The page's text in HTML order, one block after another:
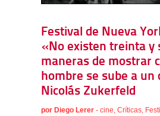
Festival de Nueva
«No existen treinta y
maneras de mostrar
hombre se sube a un
Nicolás Zukerfeld
por Diego Lerer - cine Críticas